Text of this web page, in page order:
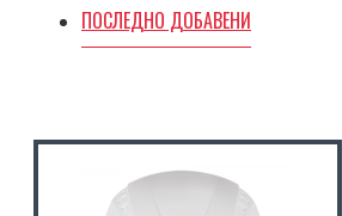
ПОСЛЕДНО ДОБАВЕНИ